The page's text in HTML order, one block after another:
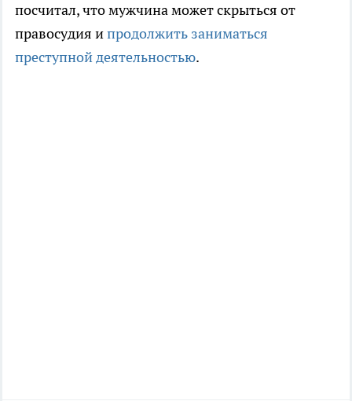
посчитал, что мужчина может скрыться от
правосудия ипродолжить заниматься
преступной деятельностью.